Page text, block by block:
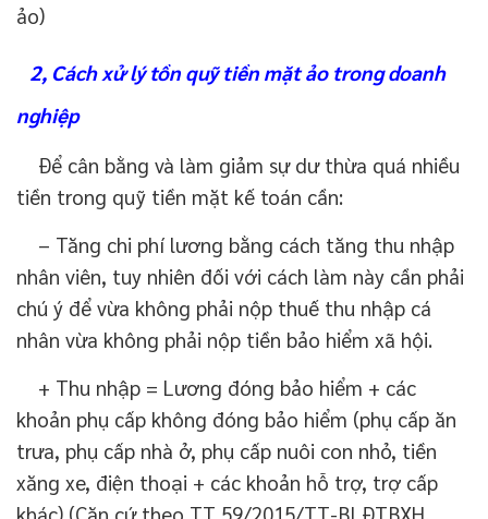
ảo)
2, Cách xử lý tồn quỹ tiền mặt ảo trong doanh
nghiệp
Để cân bằng và làm giảm sự dư thừa quá nhiều
tiền trong quỹ tiền mặt kế toán cần:
– Tăng chi phí lương bằng cách tăng thu nhập
nhân viên, tuy nhiên đối với cách làm này cần phải
chú ý để vừa không phải nộp thuế thu nhập cá
nhân vừa không phải nộp tiền bảo hiểm xã hội.
+ Thu nhập = Lương đóng bảo hiểm + các
khoản phụ cấp không đóng bảo hiểm (phụ cấp ăn
trưa, phụ cấp nhà ở, phụ cấp nuôi con nhỏ, tiền
xăng xe, điện thoại + các khoản hỗ trợ, trợ cấp
khác) (Căn cứ theo TT 59/2015/TT-BLĐTBXH,